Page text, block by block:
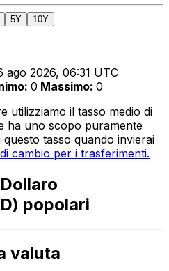
5Y 10Y
ago 2026, 06:31 UTC
: 0 Massimo: 0
utilizziamo il tasso medio di
ha uno scopo puramente
tasso quando invierai
cambio per i trasferimenti.
popolari
valuta